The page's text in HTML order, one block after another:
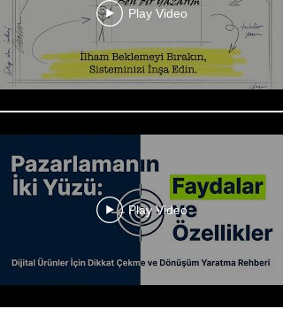
Play Video
Play Video